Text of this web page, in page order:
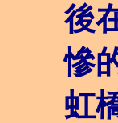
後
慘
虹